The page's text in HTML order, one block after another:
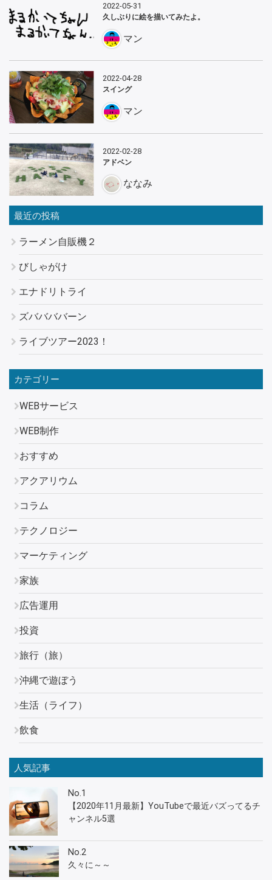
2022-05-31
久しぶりに絵を描いてみたよ。
マン
2022-04-28
スイング
マン
2022-02-28
アドベン
ななみ
最近の投稿
ラーメン自販機２
びしゃがけ
エナドリトライ
ズババババーン
ライブツアー2023！
カテゴリー
WEBサービス
WEB制作
おすすめ
アクアリウム
コラム
テクノロジー
マーケティング
家族
広告運用
投資
旅行（旅）
沖縄で遊ぼう
生活（ライフ）
飲食
人気記事
No.1
【2020年11月最新】YouTubeで最近バズってるチ
ャンネル5選
No.2
久々に～～